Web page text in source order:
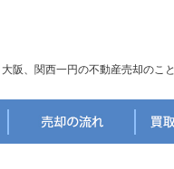
大阪、関西一円の不動産売却のこ